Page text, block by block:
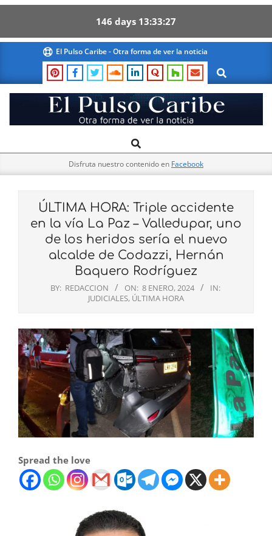
146 days 13 33 26
content
El Pulso Caribe - Otra forma de ver la noticia
Search
El
Pulso
Navigation
Search
Disfruta nuestro contenido en Facebook
ÚLTIMA HORA: Triple accidente
en la vía La Paz – Valledupar, uno
de los heridos sería el nuevo
alcalde de Codazzi, Hernán
Baquero Rodríguez
BY: REDACCION ON: 8 ENERO, 2024
IN:
JUDICIALES, ÚLTIMA HORA
Spread the love